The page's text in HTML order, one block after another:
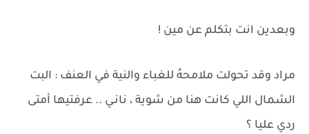
وبعدين انت بتكلم عن مين !
مراد وقد تحولت ملامحهُ للغباء والنية في العنف : البت
الشمال اللي كانت هنا من شوية ، نانـي .. عرفتيها أمتى
ردي عليا ؟